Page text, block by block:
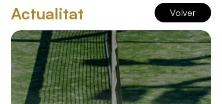
Actualitat Volver